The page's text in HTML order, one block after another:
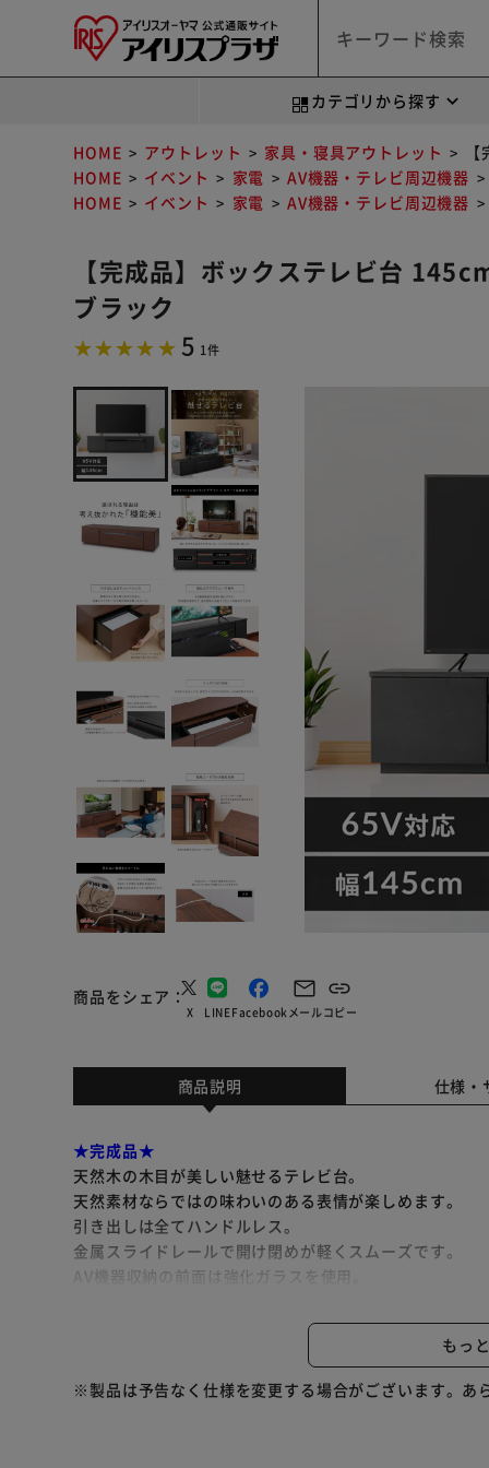
カテゴリから探す
HOME アウトレット 家具・寝具アウトレット
HOME
イベント 家電
AV機器・テレビ周辺機器
HOME
イベント 家電 AV機器・テレビ周辺機器
【完成品】ボックステレビ台
ブラック
5 1件
商品をシェア
X LINEFacebookメールコピー
商品説明 仕様・
★完成品★
天然木の木目が美しい魅せるテレビ台。
天然素材ならではの味わいのある表情が楽しめます。
引き出しは全てハンドルレス。
金属スライドレールで開け閉めが軽くスムーズです。
AV機器収納の前面は強化ガラスを使用。
中央の引き出しには通常サイズのDVDが約25～30枚収
ルーターやゲーム機、高さのある本などが収納できる
もっ
※製品は予告なく仕様を変更する場合がございます。あ